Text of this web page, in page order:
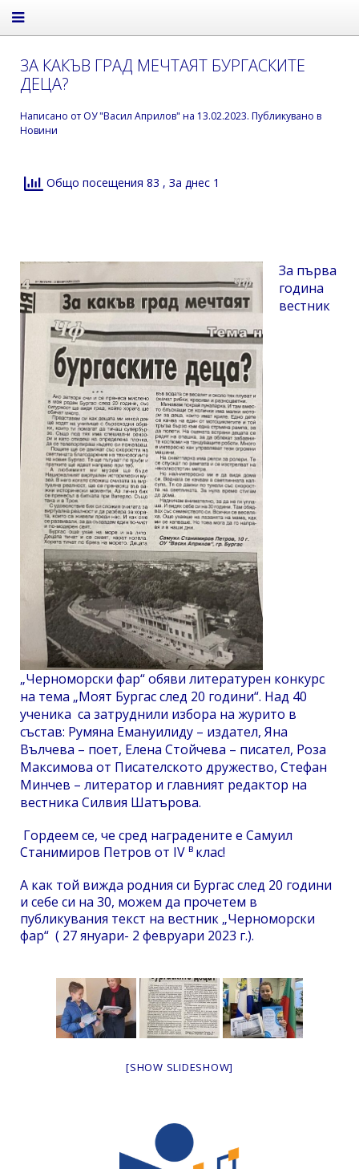
ЗА КАКЪВ ГРАД МЕЧТАЯТ БУРГАСКИТЕ
ДЕЦА?
Написано от ОУ "Васил Априлов" на 13.02.2023. Публикувано в
Новини
Общо посещения 83 , За днес 1
За първа
година
вестник
„Черноморски фар“ обяви литературен конкурс
на тема „Моят Бургас след 20 години“. Над 40
ученика са затруднили избора на журито в
състав: Румяна Емануилиду – издател, Яна
Вълчева – поет, Елена Стойчева – писател, Роза
Максимова от Писателското дружество, Стефан
Минчев – литератор и главният редактор на
вестника Силвия Шатърова.
Гордеем се, че сред наградените е Самуил
Станимиров Петров от IV в клас!
А как той вижда родния си Бургас след 20 години
и себе си на 30, можем да прочетем в
публикувания текст на вестник „Черноморски
фар“ ( 27 януари- 2 февруари 2023 г.).
[SHOW SLIDESHOW]